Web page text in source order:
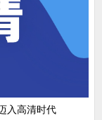
入高清时代